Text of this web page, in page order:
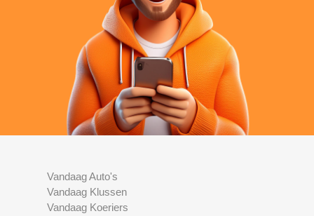
Vandaag Auto's
Vandaag Klussen
Vandaag Koeriers